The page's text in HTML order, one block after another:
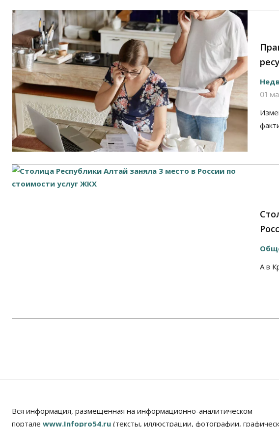
01
А в
Вся информация, размещенная на информационно-аналитическом
портале www.Infopro54.ru (тексты, иллюстрации, фотографии,